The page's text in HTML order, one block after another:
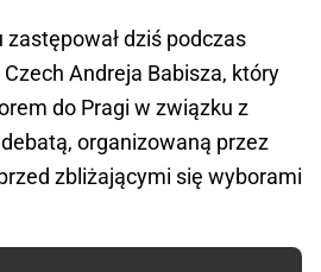
dziś podczas
Andreja Babisza, który
do Pragi w związku z
organizowaną przez
zbliżającymi się wyborami